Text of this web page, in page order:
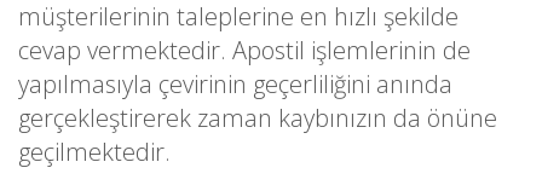
müşterilerinin taleplerine en hızlı şekilde
cevap vermektedir. Apostil işlemlerinin de
yapılmasıyla çevirinin geçerliliğini anında
gerçekleştirerek zaman kaybınızın da önüne
geçilmektedir.